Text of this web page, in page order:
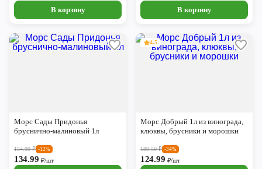
В корзину В корзину
Морс Сады Придонья
бруснично-малиновый 1л
154.99₽ -12%
134.99 ₽/шт
4.5
Морс Добрый 1л из винограда,
клюквы, брусники и морошки
189.50₽ -34%
124.99 ₽/шт